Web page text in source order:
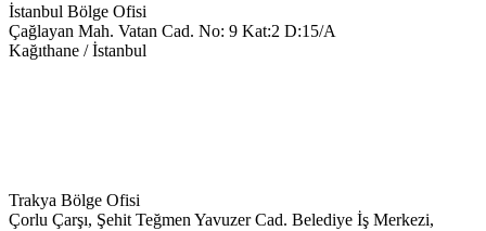
İstanbul Bölge Ofisi
Çağlayan Mah. Vatan Cad. No: 9 Kat:2 D:15/A
Kağıthane / İstanbul
Trakya Bölge Ofisi
Çorlu Çarşı, Şehit Teğmen Yavuzer Cad. Belediye İş Merkezi,